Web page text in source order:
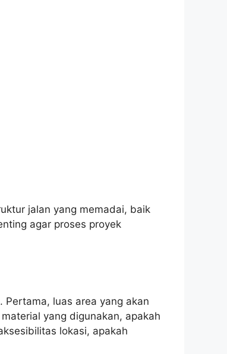
jalan yang memadai, baik
agar proses proyek
luas area yang akan
yang digunakan, apakah
lokasi, apakah